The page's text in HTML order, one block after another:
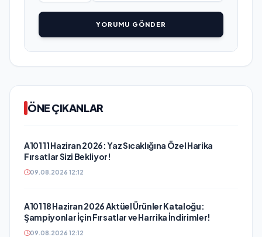
YORUMU GÖNDER
ÖNE ÇIKANLAR
A101 11 Haziran 2026: Yaz Sıcaklığına Özel Harika
Fırsatlar Sizi Bekliyor!
09.08.2026 12:12
A101 18 Haziran 2026 Aktüel Ürünler Kataloğu:
Şampiyonlar İçin Fırsatlar ve Harrika İndirimler!
09.08.2026 12:12